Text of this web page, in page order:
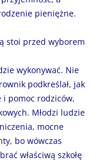
pieniężne.
stoi przed wyborem
wykonywać. Nie
podkreślał, jak
pomoc rodziców,
Młodzi ludzie
mocne
bo wówczas
właściwą szkołę